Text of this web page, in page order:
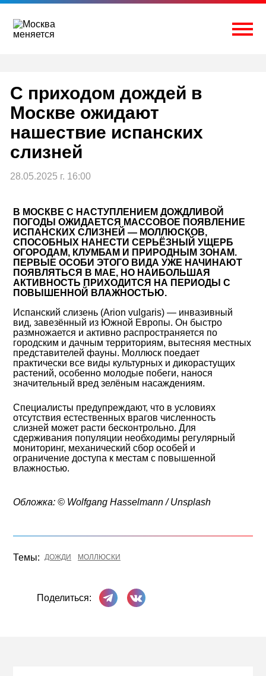
Перейти
содержимому
С приходом дождей в
Москве ожидают
нашествие испанских
слизней
28.05.2025 г. 16:00
В МОСКВЕ С НАСТУПЛЕНИЕМ ДОЖДЛИВОЙ
ПОГОДЫ ОЖИДАЕТСЯ МАССОВОЕ ПОЯВЛЕНИЕ
ИСПАНСКИХ СЛИЗНЕЙ — МОЛЛЮСКОВ,
СПОСОБНЫХ НАНЕСТИ СЕРЬЁЗНЫЙ УЩЕРБ
ОГОРОДАМ, КЛУМБАМ И ПРИРОДНЫМ ЗОНАМ.
ПЕРВЫЕ ОСОБИ ЭТОГО ВИДА УЖЕ НАЧИНАЮТ
ПОЯВЛЯТЬСЯ В МАЕ, НО НАИБОЛЬШАЯ
АКТИВНОСТЬ ПРИХОДИТСЯ НА ПЕРИОДЫ С
ПОВЫШЕННОЙ ВЛАЖНОСТЬЮ.
Испанский слизень (Arion vulgaris) — инвазивный
вид, завезённый из Южной Европы. Он быстро
размножается и активно распространяется по
городским и дачным территориям, вытесняя местных
представителей фауны. Моллюск поедает
практически все виды культурных и дикорастущих
растений, особенно молодые побеги, нанося
значительный вред зелёным насаждениям.
Специалисты предупреждают, что в условиях
отсутствия естественных врагов численность
слизней может расти бесконтрольно. Для
сдерживания популяции необходимы регулярный
мониторинг, механический сбор особей и
ограничение доступа к местам с повышенной
влажностью.
Обложка: © Wolfgang Hasselmann / Unsplash
Темы: ДОЖДИ МОЛЛЮСКИ
Поделиться:
Поделиться в Телеграме
Поделиться ВКонтакте